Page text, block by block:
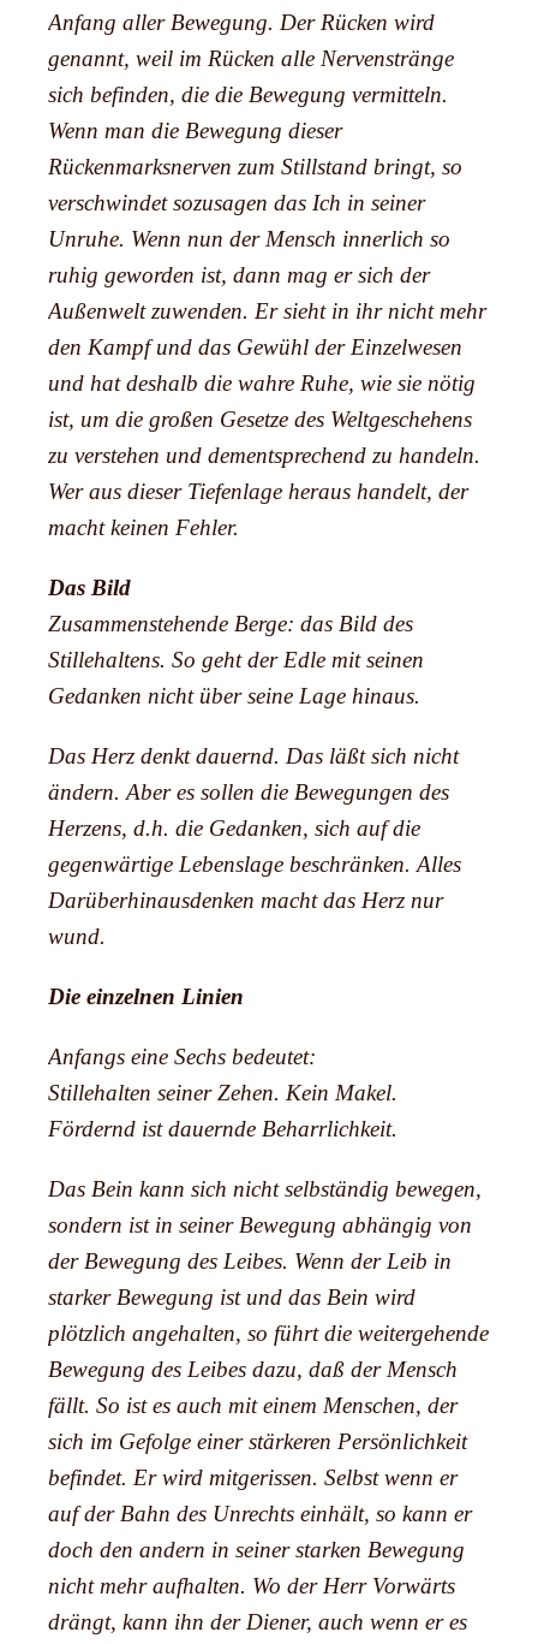
Anfang aller Bewegung. Der Rücken wird
genannt, weil im Rücken alle Nervenstränge
sich befinden, die die Bewegung vermitteln.
Wenn man die Bewegung dieser
Rückenmarksnerven zum Stillstand bringt, so
verschwindet sozusagen das Ich in seiner
Unruhe. Wenn nun der Mensch innerlich so
ruhig geworden ist, dann mag er sich der
Außenwelt zuwenden. Er sieht in ihr nicht mehr
den Kampf und das Gewühl der Einzelwesen
und hat deshalb die wahre Ruhe, wie sie nötig
ist, um die großen Gesetze des Weltgeschehens
zu verstehen und dementsprechend zu handeln.
Wer aus dieser Tiefenlage heraus handelt, der
macht keinen Fehler.
Das Bild
Zusammenstehende Berge: das Bild des
Stillehaltens. So geht der Edle mit seinen
Gedanken nicht über seine Lage hinaus.
Das Herz denkt dauernd. Das läßt sich nicht
ändern. Aber es sollen die Bewegungen des
Herzens, d.h. die Gedanken, sich auf die
gegenwärtige Lebenslage beschränken. Alles
Darüberhinausdenken macht das Herz nur
wund.
Die einzelnen Linien
Anfangs eine Sechs bedeutet:
Stillehalten seiner Zehen. Kein Makel.
Fördernd ist dauernde Beharrlichkeit.
Das Bein kann sich nicht selbständig bewegen,
sondern ist in seiner Bewegung abhängig von
der Bewegung des Leibes. Wenn der Leib in
starker Bewegung ist und das Bein wird
plötzlich angehalten, so führt die weitergehende
Bewegung des Leibes dazu, daß der Mensch
fällt. So ist es auch mit einem Menschen, der
sich im Gefolge einer stärkeren Persönlichkeit
befindet. Er wird mitgerissen. Selbst wenn er
auf der Bahn des Unrechts einhält, so kann er
doch den andern in seiner starken Bewegung
nicht mehr aufhalten. Wo der Herr Vorwärts
drängt, kann ihn der Diener, auch wenn er es